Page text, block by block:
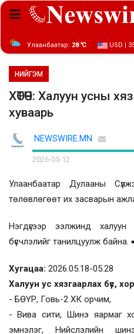
Улаанбаатар: 28 ℃ USD |
НИЙГЭМ
ХӨТӨЧ: Халуун усны
хуваарь
NEWSWIRE.MN
2026-05-12
Улаанбаатар Дулааны
төлөвлөгөөт их засварын
Нэгдүгээр ээлжинд
бүсчлэлийг танилцуулж байна.
Хугацаа: 2026.05.18-05.28
Халуун ус хязгаарлах бүс,
- БӨҮР, Говь-2 ХК орчим,
- Вива сити, Шинэ яармаг
эмнэлэг, Нийслэлийн